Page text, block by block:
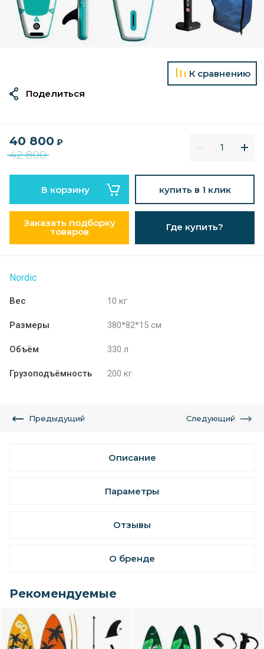
40 800 ₽
42 800
В корзину купить в 1 клик
Заказать подборку
товаров Где купить?
Nordic
Вес 10 кг
Размеры 380*82*15 см
Объём 330 л
Грузоподъёмность 200 кг
К сравнению
Поделиться
Предыдущий Следующий
Описание
Параметры
Отзывы
О бренде
Рекомендуемые